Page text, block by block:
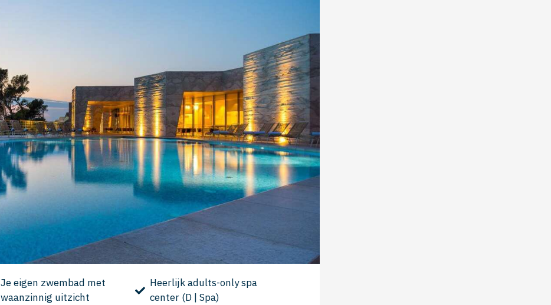
Je eigen zwembad met
waanzinnig uitzicht
Heerlijk adults-only spa
center (D | Spa)